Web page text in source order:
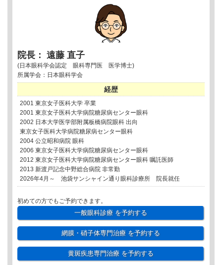
院長： 遠藤 直子
(日本眼科学会認定 眼科専門医 医学博士)
所属学会：日本眼科学会
経歴
2001 東京女子医科大学 卒業
2001 東京女子医科大学病院糖尿病センター眼科
2002 日本大学医学部附属板橋病院眼科 出向
東京女子医科大学病院糖尿病センター眼科
2004 公立昭和病院 眼科
2006 東京女子医科大学病院糖尿病センター眼科
2012 東京女子医科大学病院糖尿病センター眼科 嘱託医師
2013 新渡戸記念中野総合病院 非常勤
2026年4月～ 池袋サンシャイン通り眼科診療所 院長就任
初めての方でもご予約できます。
一般眼科診療を予約する
網膜・硝子体専門治療を予約する
黄斑疾患専門治療を予約する